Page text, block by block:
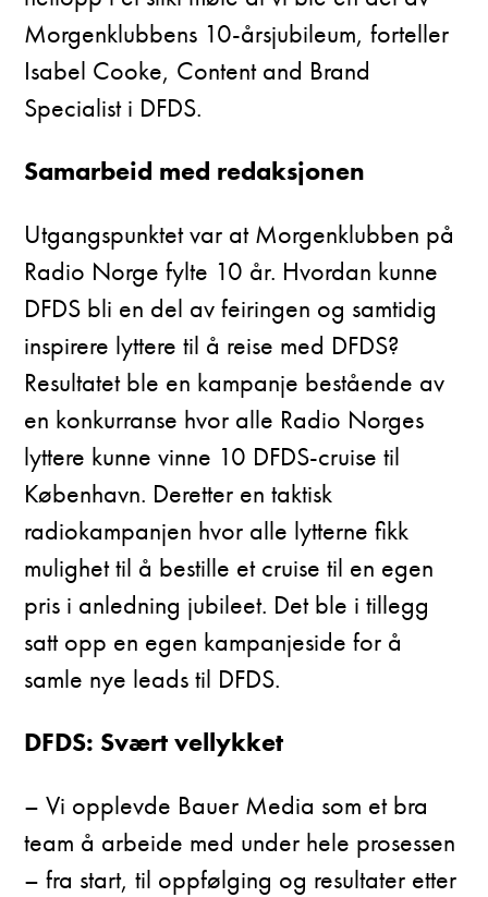
Morgenklubbens 10-årsjubileum, forteller
Isabel Cooke, Content and Brand
Specialist i DFDS.
Samarbeid med redaksjonen
Utgangspunktet var at Morgenklubben på
Radio Norge fylte 10 år. Hvordan kunne
DFDS bli en del av feiringen og samtidig
inspirere lyttere til å reise med DFDS?
Resultatet ble en kampanje bestående av
en konkurranse hvor alle Radio Norges
lyttere kunne vinne 10 DFDS-cruise til
København. Deretter en taktisk
radiokampanjen hvor alle lytterne fikk
mulighet til å bestille et cruise til en egen
pris i anledning jubileet. Det ble i tillegg
satt opp en egen kampanjeside for å
samle nye leads til DFDS.
DFDS: Svært vellykket
– Vi opplevde Bauer Media som et bra
team å arbeide med under hele prosessen
– fra start, til oppfølging og resultater etter